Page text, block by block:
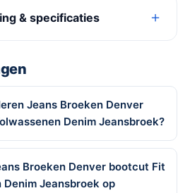
& specificaties
Jeans Broeken Denver
Denim Jeansbroek?
Broeken Denver bootcut Fit
Jeansbroek op